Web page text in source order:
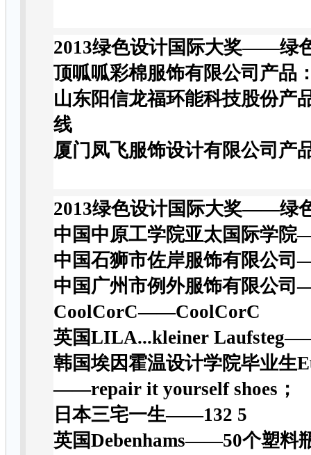
2013绿色设计国际大奖——绿
顶呱呱彩棉服饰有限公司产品
山东阳信龙福环能科技股份产
线
厦门凤飞服饰设计有限公司
2013绿色设计国际大奖——绿
中国中原工学院亚太国际学
中国石狮市佐岸服饰有限公
中国广州市例外服饰有限公
CoolCorC——CoolCorC
英国LILA...kleiner
韩国埃因霍温设计学院毕业生
——repair it yourself shoes；
日本三宅一生——132 5
英国Debenhams——50个塑料